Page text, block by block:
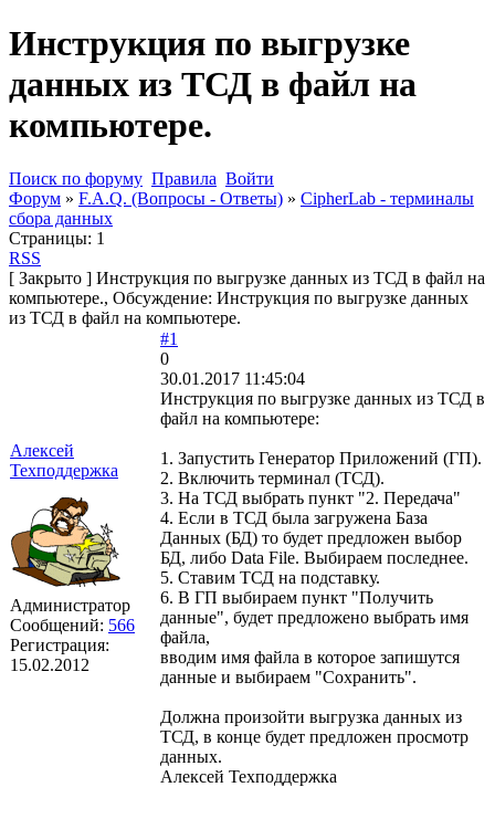
Инструкция по выгрузке
данных из ТСД в файл на
компьютере.
Поиск по форуму Правила Войти
Форум » F.A.Q. (Вопросы - Ответы) » CipherLab - терминалы
сбора данных
Страницы: 1
RSS
[ Закрыто ] Инструкция по выгрузке данных из ТСД в файл на
компьютере., Обсуждение: Инструкция по выгрузке данных
из ТСД в файл на компьютере.
Алексей
Техподдержка
Администратор
Сообщений: 566
Регистрация:
15.02.2012
#1
0
30.01.2017 11:45:04
Инструкция по выгрузке данных из ТСД в
файл на компьютере:
1. Запустить Генератор Приложений (ГП).
2. Включить терминал (ТСД).
3. На ТСД выбрать пункт "2. Передача"
4. Если в ТСД была загружена База
Данных (БД) то будет предложен выбор
БД, либо Data File. Выбираем последнее.
5. Ставим ТСД на подставку.
6. В ГП выбираем пункт "Получить
данные", будет предложено выбрать имя
файла,
вводим имя файла в которое запишутся
данные и выбираем "Сохранить".
Должна произойти выгрузка данных из
ТСД, в конце будет предложен просмотр
данных.
Алексей Техподдержка